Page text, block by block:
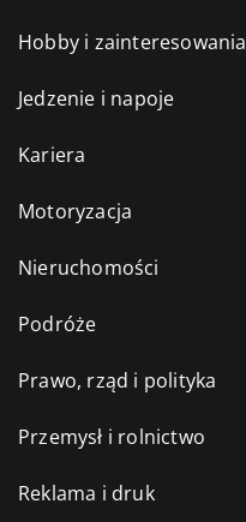
Hobby i zainteresowania
Jedzenie i napoje
Kariera
Motoryzacja
Nieruchomości
Podróże
Prawo, rząd i polityka
Przemysł i rolnictwo
Reklama i druk